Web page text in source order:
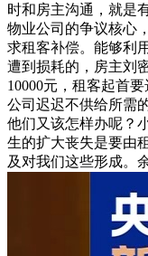
时和房主沟通，就是
物业公司的争议核心
求租客补偿。能够利
遭到损耗的，房主刘
10000元，租客起首
公司迟迟不供给所需
他们又该怎样办呢？
生的扩大丧失是要由
及对我们这些形成。